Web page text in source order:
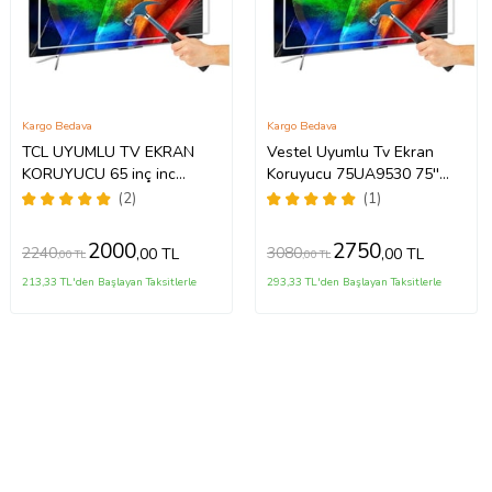
TCL UYUMLU TV EKRAN
KORUYUCU 65 inç inc
65C735 C735 TCL QLED 4K
(2)
Kargo Bedava
2240,00 TL 2000,00 TL
213,33 TL'den Başlayan Taksitlerle
Vestel Uyumlu Tv Ekran
Koruyucu 75UA9530 75''
189 Ekran 4K Smart Android
(1)
Kargo Bedava
3080,00 TL 2750,00 TL
293,33 TL'den Başlayan Taksitlerle